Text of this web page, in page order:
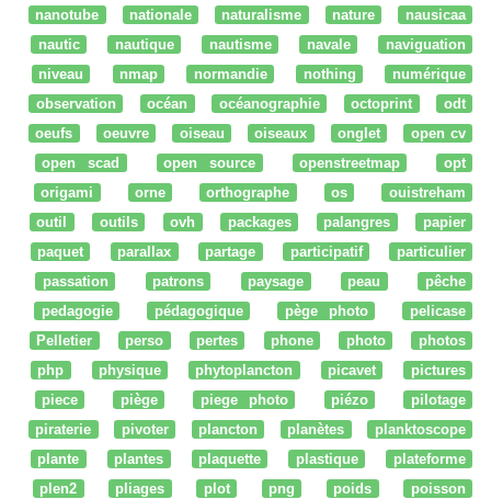
nanotube
nationale naturalisme nature
nausicaa
nautic
nautique nautisme navale
naviguation
niveau
nmap normandie nothing
numérique
observation
océan océanographie octoprint
odt
oeufs
oeuvre oiseau oiseaux onglet
open cv
open scad
open source openstreetmap
opt
origami
orne orthographe os
ouistreham
outil
outils ovh packages palangres
papier
paquet
parallax partage participatif
particulier
passation
patrons paysage peau
pêche
pedagogie
pédagogique pège photo
pelicase
Pelletier
perso pertes phone photo
photos
php
physique phytoplancton picavet
pictures
piece
piège piege photo piézo
pilotage
piraterie
pivoter plancton planètes
planktoscope
plante
plantes plaquette plastique
plateforme
plen2
pliages plot png poids
poisson